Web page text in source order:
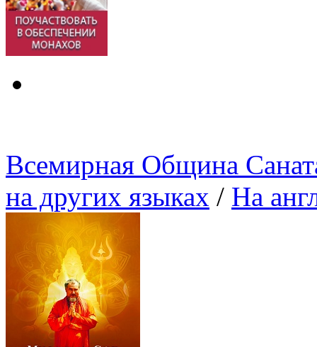
Всемирная Община
на других языках / На